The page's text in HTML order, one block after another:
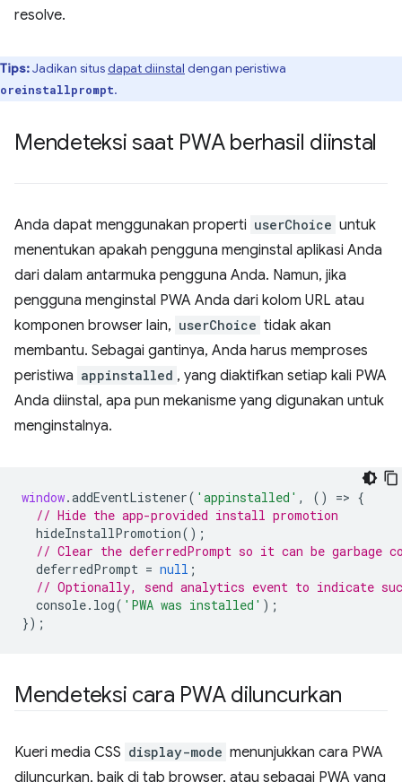
resolve.
Tips:Jadikan situsdapat diinstal dengan peristiwa
.
Mendeteksi saat PWA berhasil diinstal
Anda dapat menggunakan properti userChoice untuk
menentukan apakah pengguna menginstal aplikasi Anda
dari dalam antarmuka pengguna Anda. Namun, jika
pengguna menginstal PWA Anda dari kolom URL atau
komponen browser lain, userChoice tidak akan
membantu. Sebagai gantinya, Anda harus memproses
peristiwa appinstalled , yang diaktifkan setiap kali PWA
Anda diinstal, apa pun mekanisme yang digunakan untuk
menginstalnya.
window.addEventListener( 'appinstalled' , () => {
// Hide the app-provided install promotion
hideInstallPromotion();
// Clear the deferredPrompt so it can be garbage
deferredPrompt = null ;
// Optionally, send analytics event to indicate
console. log( 'PWA was installed' );
});
Mendeteksi cara PWA diluncurkan
Kueri media CSS display-mode menunjukkan cara PWA
diluncurkan, baik di tab browser, atau sebagai PWA yang